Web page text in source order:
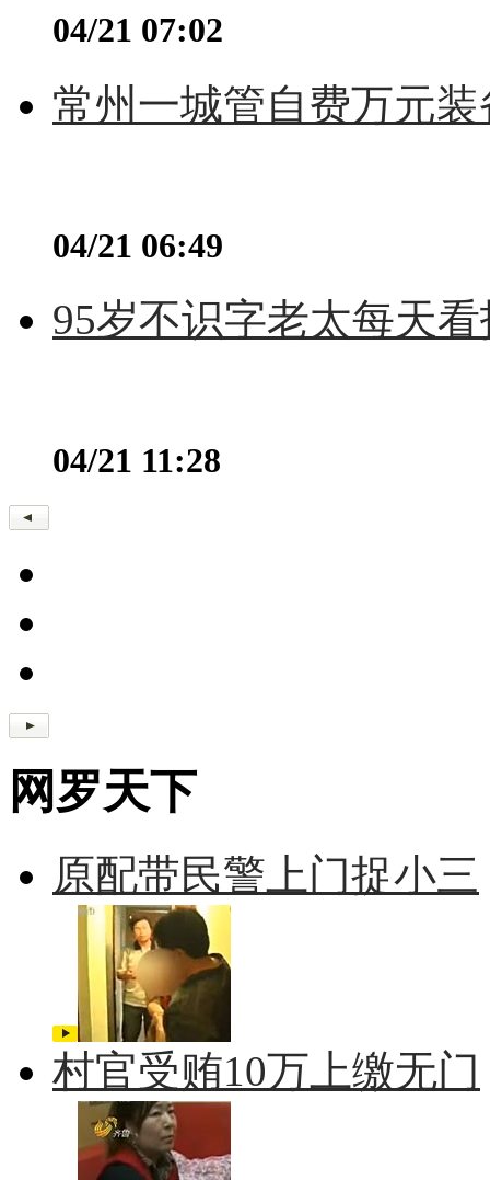
04/21 07:02
常州一城管自费万元
04/21 06:49
95岁不识字老太每天
04/21 11:28
网罗天下
原配带民警上门捉小三
村官受贿10万上缴无门